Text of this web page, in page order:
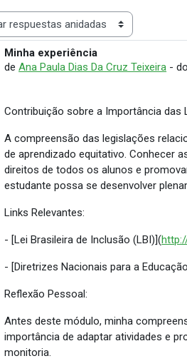
Minha experiência
deAna Paula Dias Da Cruz Teixeira -
Número de respuestas: 0
Contribuição sobre a Importância das
A compreensão das legislações
de aprendizado equitativo. Conhecer
direitos de todos os alunos e
estudante possa se desenvolver
Links Relevantes:
- [Lei Brasileira de Inclusão (LBI)](
- [Diretrizes Nacionais para a
Reflexão Pessoal:
Antes deste módulo, minha
importância de adaptar atividades e
monitoria.